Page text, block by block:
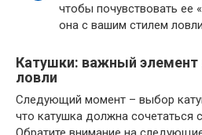
чтобы почувствовать ее
она с вашим стилем ловли.
Катушки: важный элемент
ловли
Следующий момент – выбор
что катушка должна сочетаться